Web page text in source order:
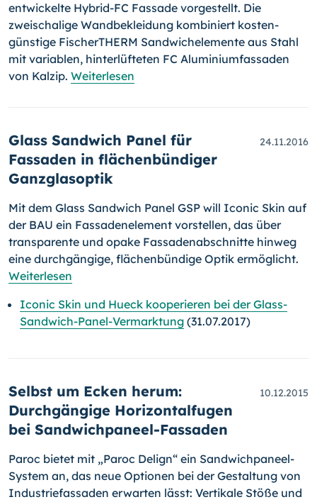
entwickelte Hy­brid-FC Fassade vorgestellt. Die
zweischalige Wandbekleidung kombi­niert kosten­
günstige FischerTHERM Sandwichelemente aus Stahl
mit variablen, hinter­lüfteten FC Aluminiumfassaden
von Kalzip. Weiterlesen
Glass Sandwich Panel für
Fassaden in flächenbündiger
Ganzglasoptik
24.11.2016
Mit dem Glass Sandwich Panel GSP will Iconic Skin auf
der BAU ein Fas­sa­denelement vorstellen, das über
transparente und opake Fassadenab­schnitte hinweg
eine durchgängige, flächenbündige Optik ermöglicht.
Weiterlesen
Iconic Skin und Hueck kooperieren bei der Glass-
Sandwich-Panel-Vermarktung (31.07.2017)
Selbst um Ecken herum:
Durchgängige Horizontalfugen
bei Sandwichpaneel-Fassaden
10.12.2015
Paroc bietet mit „Paroc Delign“ ein Sandwichpaneel-
System an, das neue Optionen bei der Gestaltung von
Industriefassaden erwarten lässt: Ver­ti­kale Stöße und